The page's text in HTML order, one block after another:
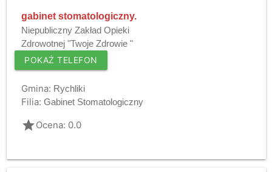
gabinet stomatologiczny.
Niepubliczny Zakład Opieki
Zdrowotnej "Twoje Zdrowie "
POKAŻ TELEFON
Gmina: Rychliki
Filia: Gabinet Stomatologiczny
gradeOcena: 0.0